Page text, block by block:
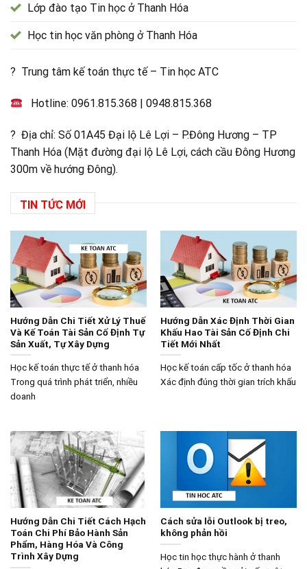
Lớp đào tạo Tin học ở Thanh Hóa
Học tin học văn phòng ở Thanh Hóa
? Trung tâm kế toán thực tế – Tin học ATC
Hotline:0961.815.368 |0948.815.368
? Địa chỉ: Số 01A45 Đại lộ Lê Lợi – P.Đông Hương – TP
Thanh Hóa (Mặt đường đại lộ Lê Lợi, cách cầu Đông Hương
300m về hướng Đông).
TIN TỨC MỚI
Hướng Dẫn Chi Tiết Xử Lý Thuế
Và Kế Toán Tài Sản Cố Định Tự
Sản Xuất, Tự Xây Dựng
Học kế toán thực tế ở thanh hóa
Trong quá trình phát triển, nhiều
doanh
Hướng Dẫn Xác Định Thời Gian
Khấu Hao Tài Sản Cố Định Chi
Tiết Mới Nhất
Học kế toán cấp tốc ở thanh hóa
Xác định đúng thời gian trích khấu
Hướng Dẫn Chi Tiết Cách Hạch
Toán Chi Phí Bảo Hành Sản
Phẩm, Hàng Hóa Và Công
Trình Xây Dựng
Cách sửa lỗi Outlook bị treo,
không phản hồi
Học tin học thực hành ở thanh